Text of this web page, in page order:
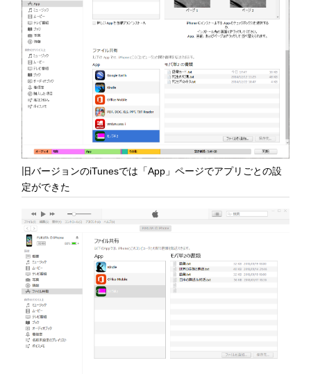
旧バージョンのiTunesでは「App」ページでアプリごとの設
定ができた